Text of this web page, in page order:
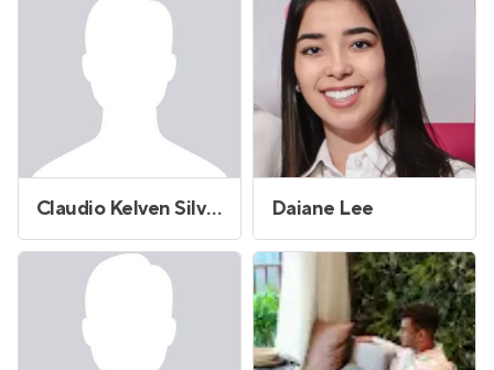
Claudio Kelven Silva Lopes Daiane Lee